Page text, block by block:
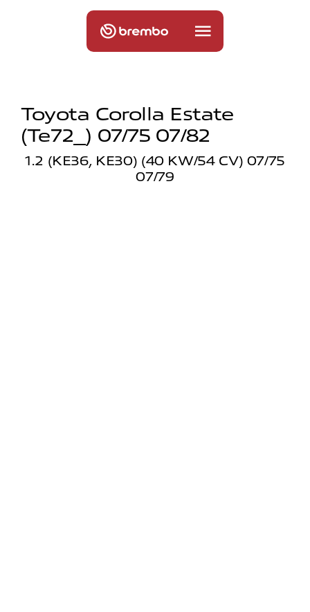
Toyota Corolla Estate
(te72_) 07/75 07/82
1.2 (KE36, KE30) (40 KW/54 CV) 07/75
07/79